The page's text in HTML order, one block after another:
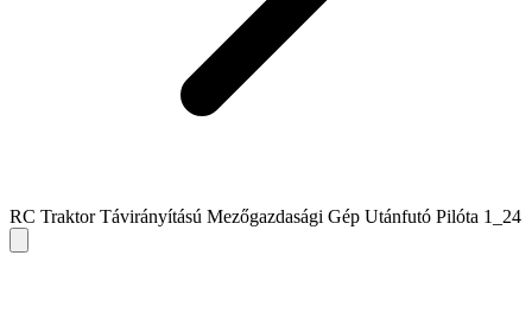
RC Traktor Távirányítású Mezőgazdasági Gép Utánfutó Pilóta 1_24